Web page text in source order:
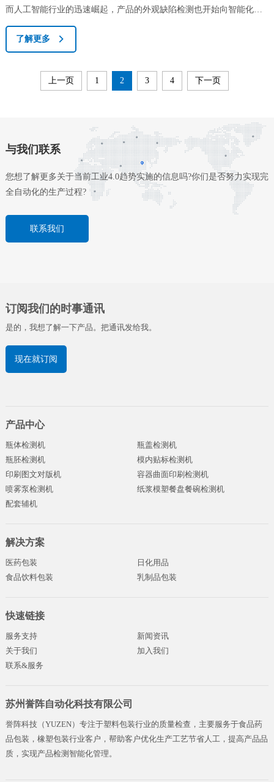
而人工智能行业的迅速崛起，产品的外观缺陷检测也开始向智能化发
愈烈。在生产型企业的质量控制体系中，产品质量监控和缺陷监控是
非常重要的一个环节，由于其对品牌及产品口碑的极大影响，企业管
力，占据了整个企业生产成本的较大比例。而以...
了解更多
上一页 1 2 3 4 下一页
与我们联系
您想了解更多关于当前工业4.0趋势实施的信息吗?你们是否努力实现完
全自动化的生产过程?
联系我们
订阅我们的时事通讯
是的，我想了解一下产品。把通讯发给我。
现在就订阅
产品中心
瓶体检测机
瓶盖检测机
瓶胚检测机
模内贴标检测机
印刷图文对版机
容器曲面印刷检测机
喷雾泵检测机
纸浆模塑餐盘餐碗检测机
配套辅机
解决方案
医药包装
日化用品
食品饮料包装
乳制品包装
快速链接
服务支持
新闻资讯
关于我们
加入我们
联系&服务
苏州誉阵自动化科技有限公司
誉阵科技（YUZEN）专注于塑料包装行业的质量检查，主要服务于食品药
品包装，橡塑包装行业客户，帮助客户优化生产工艺节省人工，提高产品品
质，实现产品检测智能化管理。